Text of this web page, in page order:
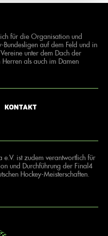
für die Organisation und
auf dem Feld und in
unter dem Dach der
als auch im Damen
Kontakt
e.V. ist zudem verantwortlich für
und Durchführung der Final4
Hockey-Meisterschaften.